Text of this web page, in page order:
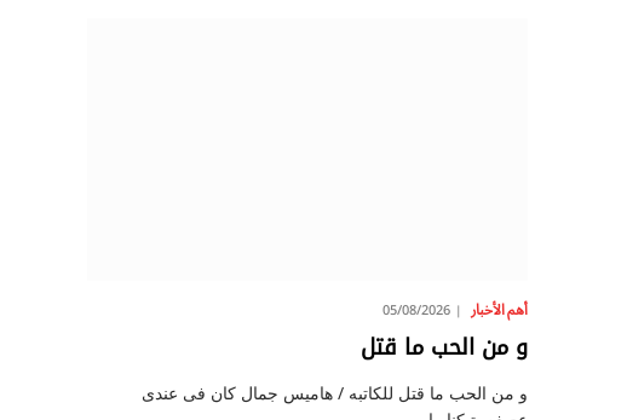
أهم الأخبار 05/08/2026
و من الحب ما قتل
و من الحب ما قتل للكاتبه / هاميس جمال كان فى عندى